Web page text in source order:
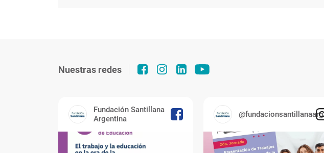
Nuestras redes
Fundación Santillana
Argentina
@fundacionsantillanaarg